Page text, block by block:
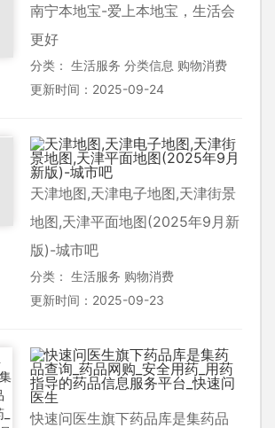
南宁本地宝-爱上本地宝，生活会
更好
分类： 生活服务 分类信息 购物消费
更新时间：2025-09-24
天津地图,天津电子地图,天津街景
地图,天津平面地图(2025年9月新
版)-城市吧
分类： 生活服务 购物消费
更新时间：2025-09-23
快速问医生旗下药品库是集药品